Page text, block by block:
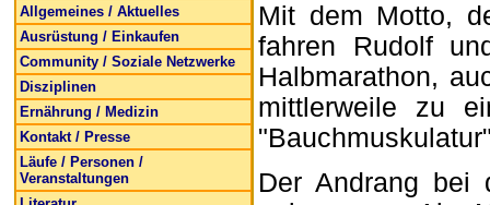
Allgemeines / Aktuelles
Ausrüstung / Einkaufen
Community / Soziale Netzwerke
Disziplinen
Ernährung / Medizin
Kontakt / Presse
Läufe / Personen /
Veranstaltungen
Mit dem Motto,
fahren Rudolf
Halbmarathon,
mittlerweile zu
Der Andrang bei